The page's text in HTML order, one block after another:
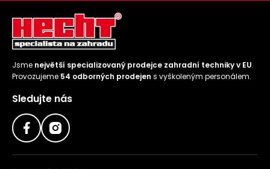
Jsme největší specializovaný prodejce zahradní techniky v EU.
Provozujeme 54 odborných prodejen s vyškoleným personálem.
Sledujte nás